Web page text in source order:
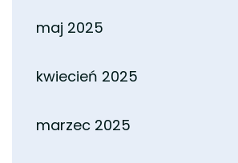
maj 2025
kwiecień 2025
marzec 2025